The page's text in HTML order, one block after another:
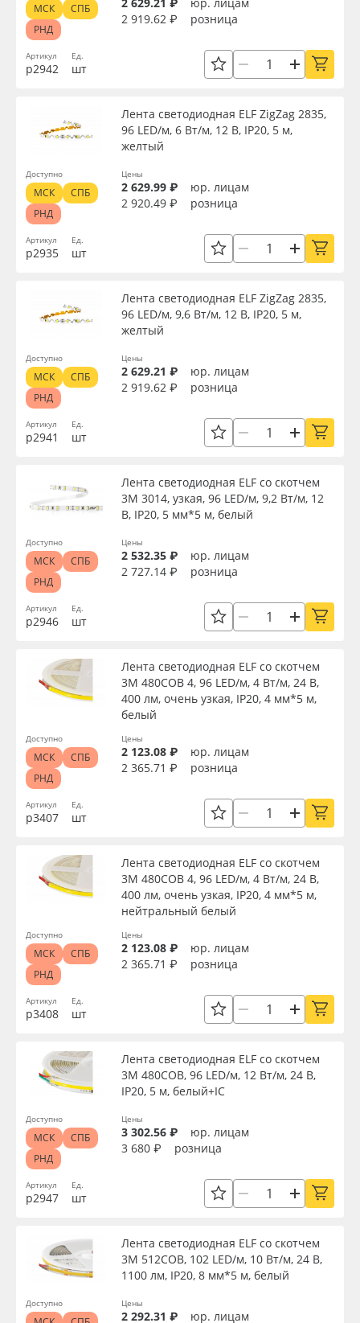
Артикул
р2942
Ед.
шт
2 919.62 ₽
розница
МСК
СПБ
РНД
Артикул
р2935
Лента светодиодная ELF ZigZag 2835,
96 LED/м, 6 Вт/м, 12 В, IP20, 5 м,
желтый
Ед.
шт
Цены
2 629.99 ₽
юр. лицам
2 920.49 ₽
розница
Доступно
МСК
СПБ
РНД
Артикул
р2941
Лента светодиодная ELF ZigZag 2835,
96 LED/м, 9,6 Вт/м, 12 В, IP20, 5 м,
желтый
Ед.
шт
Цены
2 629.21 ₽
юр. лицам
2 919.62 ₽
розница
Доступно
МСК
СПБ
РНД
Артикул
р2946
Лента светодиодная ELF со скотчем
3М 3014, узкая, 96 LED/м, 9,2 Вт/м, 12
В, IP20, 5 мм*5 м, белый
Ед.
шт
Цены
2 532.35 ₽
юр. лицам
2 727.14 ₽
розница
Доступно
МСК
СПБ
РНД
Артикул
р3407
Лента светодиодная ELF со скотчем
3М 480COB 4, 96 LED/м, 4 Вт/м, 24 В,
400 лм, очень узкая, IP20, 4 мм*5 м,
белый
Ед.
шт
Цены
2 123.08 ₽
юр. лицам
2 365.71 ₽
розница
Доступно
МСК
СПБ
РНД
Артикул
р3408
Лента светодиодная ELF со скотчем
3М 480COB 4, 96 LED/м, 4 Вт/м, 24 В,
400 лм, очень узкая, IP20, 4 мм*5 м,
нейтральный белый
Ед.
шт
Цены
2 123.08 ₽
юр. лицам
2 365.71 ₽
розница
Доступно
МСК
СПБ
РНД
Артикул
р2947
Лента светодиодная ELF со скотчем
3М 480COB, 96 LED/м, 12 Вт/м, 24 В,
IP20, 5 м, белый+IC
Ед.
шт
Цены
3 302.56 ₽
юр. лицам
3 680 ₽
розница
Доступно
МСК
СПБ
РНД
Лента светодиодная ELF со скотчем
3М 512COB, 102 LED/м, 10 Вт/м, 24 В,
1100 лм, IP20, 8 мм*5 м, белый
Цены
2 292.31 ₽
юр. лицам
Доступно